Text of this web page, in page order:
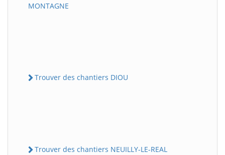
MONTAGNE
Trouver des chantiers DIOU
Trouver des chantiers NEUILLY-LE-REAL